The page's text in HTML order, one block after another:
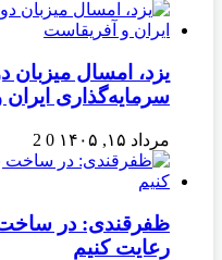
یزد، امسال میزبان
سرمایه‌گذاری
مرداد ۱۵, ۱۴۰۵ 0
2
ظفرقندی: در ساخت
رعایت کنیم